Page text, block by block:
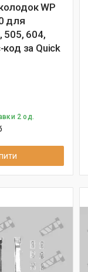
WP
для
505, 604,
код за Quick
2 од.